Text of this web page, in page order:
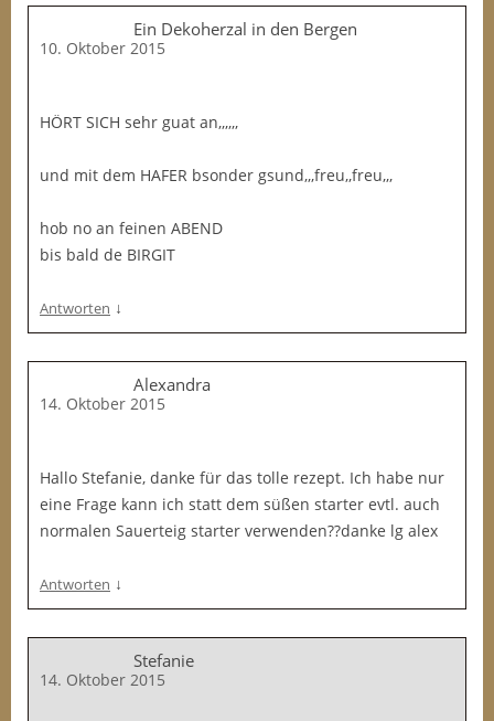
Ein Dekoherzal in den Bergen
10. Oktober 2015
HÖRT SICH sehr guat an,,,,,,
und mit dem HAFER bsonder gsund,,,freu,,freu,,,
hob no an feinen ABEND
bis bald de BIRGIT
Antworten ↓
Alexandra
14. Oktober 2015
Hallo Stefanie, danke für das tolle rezept. Ich habe nur
eine Frage kann ich statt dem süßen starter evtl. auch
normalen Sauerteig starter verwenden??danke lg alex
Antworten ↓
Stefanie
14. Oktober 2015